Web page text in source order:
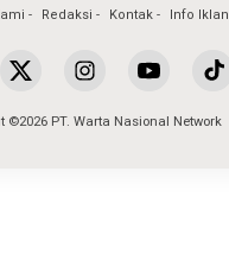
Redaksi Kontak Info Iklan
©2026 PT. Warta Nasional Network